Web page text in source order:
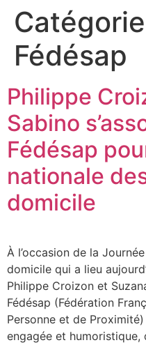
Fédésap
Philippe
Sabino
Fédésap
nationale
domicile
À l’occasion de la
domicile qui a lieu
Philippe Croizon et
Fédésap (Fédération
Personne et de
engagée et